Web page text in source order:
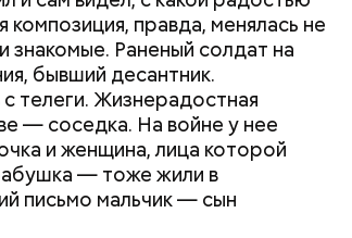
композиция, правда, менялась не
знакомые. Раненый солдат на
бывший десантник.
телеги. Жизнерадостная
— соседка. На войне у нее
и женщина, лица которой
— тоже жили в
письмо мальчик — сын
Ни один артист не покинул
театр: интервью с худруком
«Покровка.Театр» Дмитрием
Бикбаевым